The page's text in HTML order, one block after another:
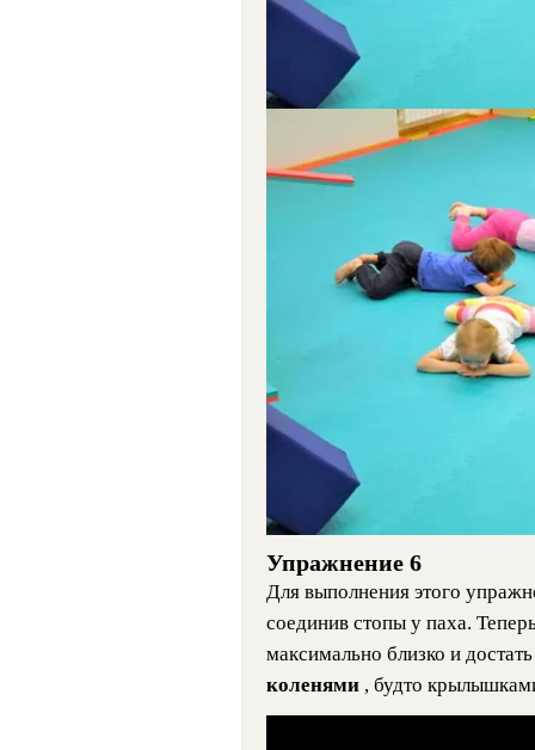
Упражнение 6
Для выполнения этого
соединив стопы у паха.
максимально близко и
коленями , будто